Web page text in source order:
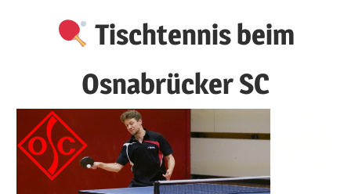
Tischtennis beim
Osnabrücker SC